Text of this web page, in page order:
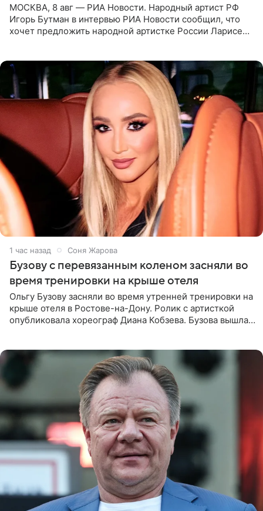
МОСКВА, 8 авг — РИА Новости. Народный артист РФ
Игорь Бутман в интервью РИА Новости сообщил, что
хочет предложить народной артистке России Ларисе
1 час назад Соня Жарова
Бузову с перевязанным коленом засняли во
время тренировки на крыше отеля
Ольгу Бузову засняли во время утренней тренировки на
крыше отеля в Ростове-на-Дону. Ролик с артисткой
опубликовала хореограф Диана Кобзева. Бузова вышла